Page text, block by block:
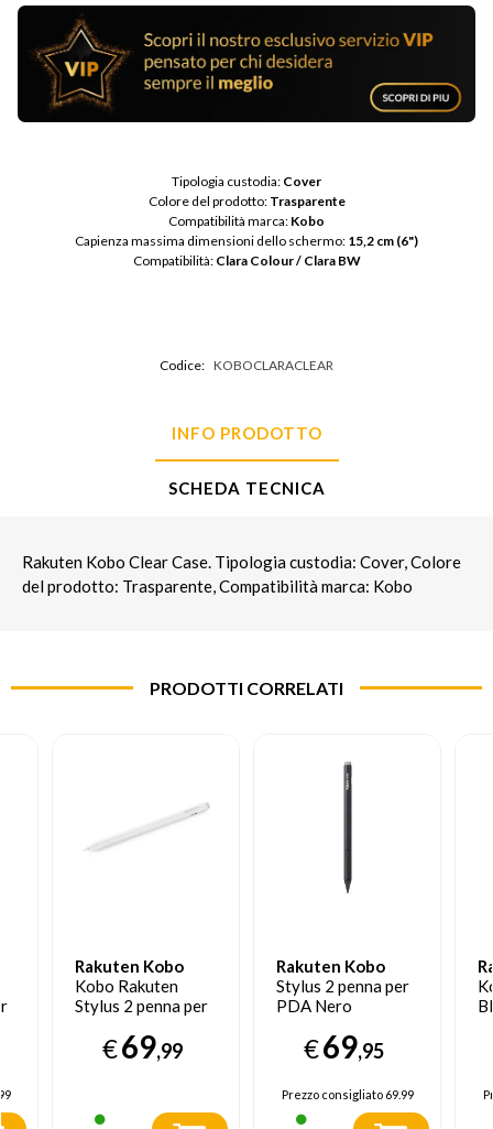
Tipologia custodia: Cover
Colore del prodotto: Trasparente
Compatibilità marca: Kobo
Capienza massima dimensioni dello schermo: 15,2 cm (6")
Compatibilità: Clara Colour / Clara BW
Codice: KOBOCLARACLEAR
INFO PRODOTTO
SCHEDA TECNICA
Rakuten Kobo Clear Case. Tipologia custodia: Cover, Colore
del prodotto: Trasparente, Compatibilità marca: Kobo
PRODOTTI CORRELATI
Rakuten Kobo
Kobo Rakuten
Stylus 2 penna per
€69,99
Rakuten Kobo
Stylus 2 penna per
PDA Nero
€69,95
Prezzo consigliato69.99